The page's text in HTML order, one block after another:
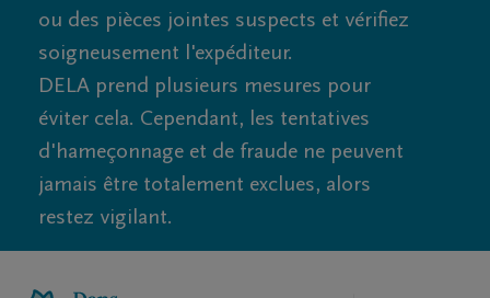
ou des pièces jointes suspects et vérifiez
soigneusement l'expéditeur.
DELA prend plusieurs mesures pour
éviter cela. Cependant, les tentatives
d'hameçonnage et de fraude ne peuvent
jamais être totalement exclues, alors
restez vigilant.